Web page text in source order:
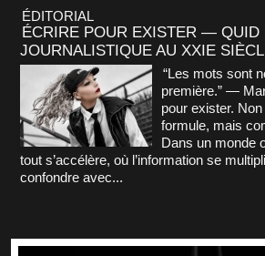
ÉDITORIAL
ÉCRIRE POUR EXISTER — QUID
JOURNALISTIQUE AU XXIE
“Les mots sont
première.” —
pour exister.
formule, mais
Dans un monde
tout s’accélère, où l’information se
confondre avec...